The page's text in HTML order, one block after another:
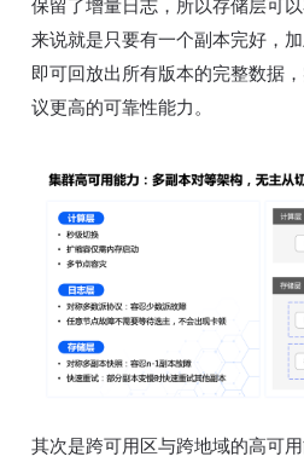
保留了增量日志，所以存储层可
来说就是只要有一个副本完好，
即可回放出所有版本的完整数据
议更高的可靠性能力。
其次是跨可用区与跨地域的高可用